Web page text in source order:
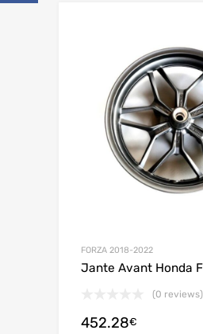
FORZA 2018-2022
Jante Avant Honda
(0 reviews)
452.28€